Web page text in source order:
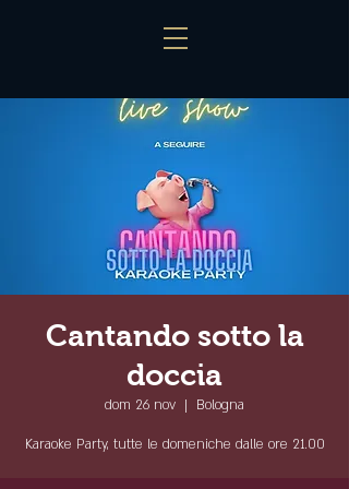
Cantando sotto la
doccia
dom 26 nov
  |
Bologna
Karaoke Party, tutte le domeniche dalle ore 21.00